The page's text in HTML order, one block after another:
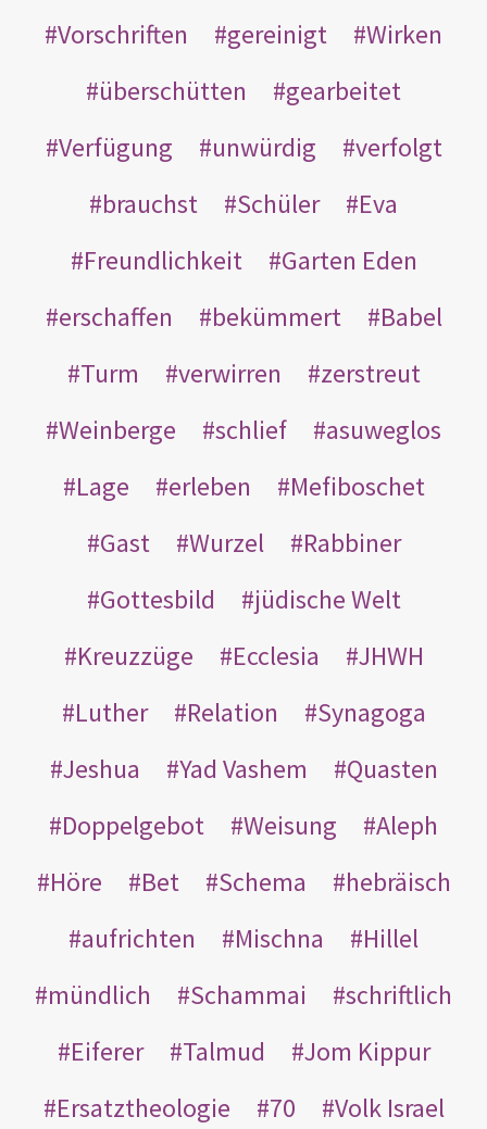
Vorschriften
gereinigt
Wirken
überschütten
gearbeitet
Verfügung
unwürdig
verfolgt
brauchst
Schüler
Eva
Freundlichkeit
Garten Eden
erschaffen
bekümmert
Babel
Turm
verwirren
zerstreut
Weinberge
schlief
asuweglos
Lage
erleben
Mefiboschet
Gast
Wurzel
Rabbiner
Gottesbild
jüdische Welt
Kreuzzüge
Ecclesia
JHWH
Luther
Relation
Synagoga
Jeshua
Yad Vashem
Quasten
Doppelgebot
Weisung
Aleph
Höre
Bet Schema
hebräisch
aufrichten
Mischna
Hillel
mündlich
Schammai
schriftlich
Eiferer
Talmud
Jom Kippur
Ersatztheologie
70 Volk Israel